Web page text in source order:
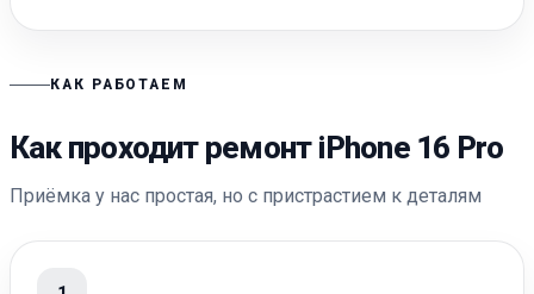
КАК РАБОТАЕМ
Как проходит ремонт iPhone 16 Pro
Приёмка у нас простая, но с пристрастием к деталям